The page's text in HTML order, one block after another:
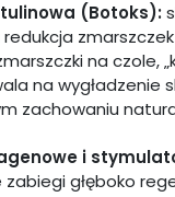
(Botoks):
na czole,
na wygładzenie
zachowaniu
i
głęboko